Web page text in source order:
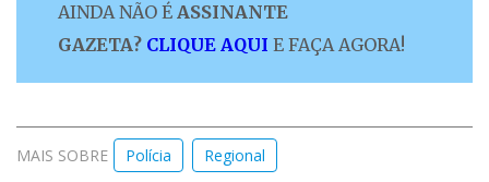
AINDA NÃO É ASSINANTE
GAZETA? CLIQUE AQUI E FAÇA AGORA!
MAIS SOBRE Polícia Regional